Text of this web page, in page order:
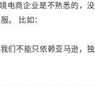
电商企业是不熟悉的，没
。
比如：
们不能只依赖亚马逊，独